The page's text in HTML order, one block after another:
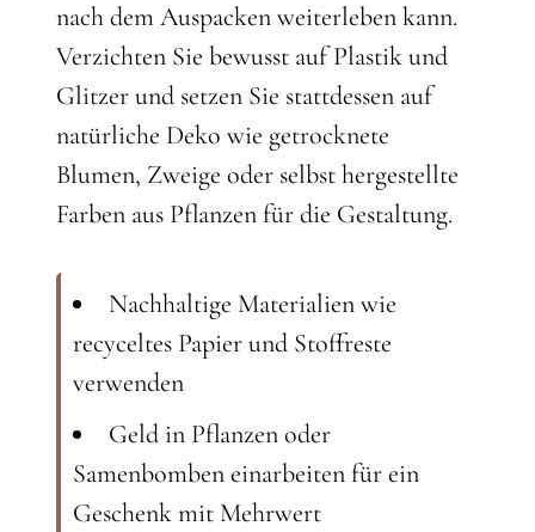
nach dem Auspacken weiterleben kann.
Verzichten Sie bewusst auf Plastik und
Glitzer und setzen Sie stattdessen auf
natürliche Deko wie getrocknete
Blumen, Zweige oder selbst hergestellte
Farben aus Pflanzen für die Gestaltung.
Nachhaltige Materialien wie
recyceltes Papier und Stoffreste
verwenden
Geld in Pflanzen oder
Samenbomben einarbeiten für ein
Geschenk mit Mehrwert